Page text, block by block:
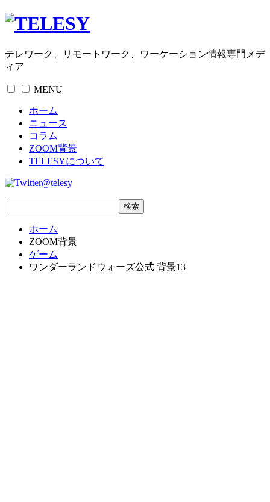
テレワーク、リモートワーク、ワーケーション情報専門メデ
ィア
MENU
ホーム
ニュース
コラム
ZOOM背景
TELESYについて
@telesy
ホーム
ZOOM背景
ゲーム
ワンダーランドウォーズ公式 背景13